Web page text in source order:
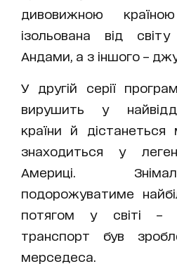
дивовижною
ізольована від
Андами, а з іншого –
У другій серії
вирушить у
країни й дістанеться
знаходиться у
Америці.
подорожуватиме
потягом у світі –
транспорт був
мерседеса.